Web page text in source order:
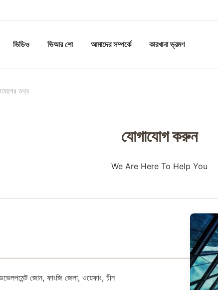
ভিডিও ভিআর শো আমাদের সম্পর্কে কারখানা ভ্রমণ
তথ্য
যোগাযোগ করুন
We Are Here To Help You
জোন, ফাংজি জেলা, ওয়েফাং, চীন